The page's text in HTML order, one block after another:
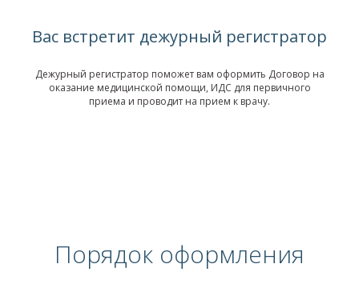
Вас встретит дежурный регистратор
Дежурный регистратор поможет вам оформить Договор на
оказание медицинской помощи, ИДС для первичного
приема и проводит на прием к врачу.
Порядок оформления